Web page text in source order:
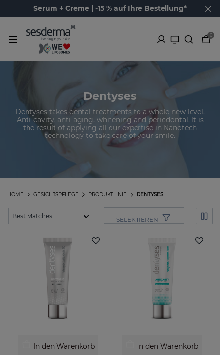
Serum + Creme | -15 % auf Ihre Bestellung*
0
Dentyses
Dentyses takes dental treatments to a whole new level.
Anti-cavity, anti-aging, whitening and periodontal. It is
the result of applying all our expertise in Nanotech
technology to take care of your smile.
DENTYSES
PRODUKTLINIE
GESICHTSPFLEGE
HOME
SELEKTIEREN
In den Warenkorb In den Warenkorb